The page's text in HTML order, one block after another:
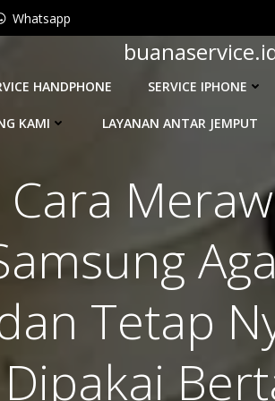
Whatsapp
HANDPHONE SERVICE IPHONE
KAMI LAYANAN ANTAR JEMPUT
Cara
Tetap
Dipakai